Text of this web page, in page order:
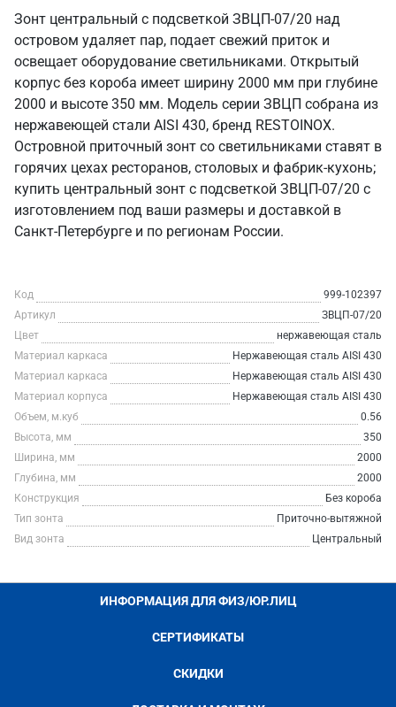
Зонт центральный с подсветкой ЗВЦП-07/20 над
островом удаляет пар, подает свежий приток и
освещает оборудование светильниками. Открытый
корпус без короба имеет ширину 2000 мм при глубине
2000 и высоте 350 мм. Модель серии ЗВЦП собрана из
нержавеющей стали AISI 430, бренд RESTOINOX.
Островной приточный зонт со светильниками ставят в
горячих цехах ресторанов, столовых и фабрик-кухонь;
купить центральный зонт с подсветкой ЗВЦП-07/20 с
изготовлением под ваши размеры и доставкой в
Санкт‑Петербурге и по регионам России.
Код
999-102397
Артикул
ЗВЦП-07/20
Цвет
нержавеющая сталь
Материал каркаса
Нержавеющая сталь AISI 430
Материал каркаса
Нержавеющая сталь AISI 430
Материал корпуса
Нержавеющая сталь AISI 430
Объем, м.куб
0.56
Высота, мм
350
Ширина, мм
2000
Глубина, мм
2000
Конструкция
Без короба
Тип зонта
Приточно-вытяжной
Вид зонта
Центральный
ИНФОРМАЦИЯ ДЛЯ ФИЗ/ЮР.ЛИЦ
СЕРТИФИКАТЫ
СКИДКИ